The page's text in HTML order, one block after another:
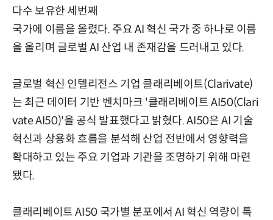
다수 보유한 세번째
국가에 이름을 올렸다. 주요 AI 혁신 국가 중 하나로 이름
을 올리며 글로벌 AI 산업 내 존재감을 드러내고 있다.
글로벌 혁신 인텔리전스 기업 클래리베이트(Clarivate)
는 최근 데이터 기반 벤치마크 '클래리베이트 AI50(Clari
vate AI50)'을 공식 발표했다고 밝혔다. AI50은 AI 기술
혁신과 상용화 흐름을 분석해 산업 전반에서 영향력을
확대하고 있는 주요 기업과 기관을 조명하기 위해 마련
됐다.
클래리베이트 AI50 국가별 분포에서 AI 혁신 역량이 특